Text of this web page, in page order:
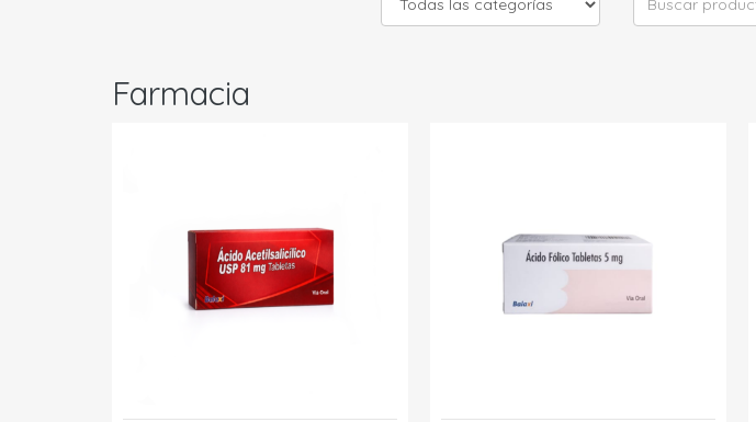
Farmacia